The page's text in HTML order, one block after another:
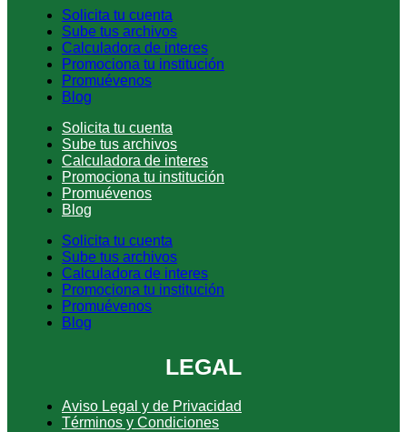
Solicita tu cuenta
Sube tus archivos
Calculadora de interes
Promociona tu institución
Promuévenos
Blog
Solicita tu cuenta
Sube tus archivos
Calculadora de interes
Promociona tu institución
Promuévenos
Blog
Solicita tu cuenta
Sube tus archivos
Calculadora de interes
Promociona tu institución
Promuévenos
Blog
LEGAL
Aviso Legal y de Privacidad
Términos y Condiciones